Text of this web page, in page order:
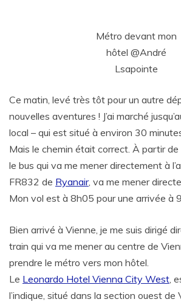
Métro devant mon
hôtel @André
Lsapointe
Ce matin, levé très tôt pour un autre
nouvelles aventures ! J’ai marché
local – qui est situé à environ 30
Mais le chemin était correct. À partir de
le bus qui va me mener directement à
FR832 de Ryanair, va me mener
Mon vol est à 8h05 pour une arrivée à
Bien arrivé à Vienne, je me suis dirigé
train qui va me mener au centre de
prendre le métro vers mon hôtel.
Le Leonardo Hotel Vienna City West,
l’indique, situé dans la section ouest